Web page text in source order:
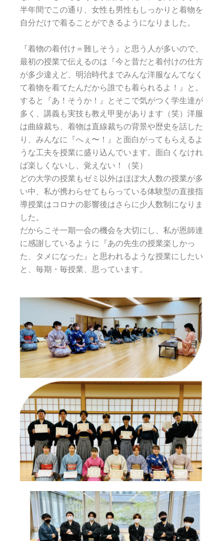
半年間でこの通り、女性も男性もしっかりと着物を
自分だけで着ることができるようになりました。
『着物の着付け＝難しそう』と思う人が多いので、
最初の授業で伝えるのは『今と昔だと着付けの仕方
が多少違えど、明治時代までみんな洋服なんてなく
て着物を着てたんだから誰でも着られるよ！』と。
すると『あ！そうか！』とそこで気がつく学生達が
多く、講義も実技も教え甲斐があります（笑） 洋服
は曲線裁ち、着物は直線裁ちの背景や歴史を話した
り、みんなに『へぇ〜！』と面白がってもらえるよ
うな工夫を授業に盛り込んでいます。面白くなけれ
ば楽しくないし、覚えない！（笑）
どの大学の授業もゼミ以外はほぼ大人数の授業が多
い中、私が携わらせてもらっている体験型の直接指
導授業はコロナの影響後はさらに少人数制になりま
した。
だからこそ一期一会の機会を大切にし、私が恩師達
に感謝しているように『あの先生の授業楽しかっ
た、タメになった』と思われるような授業にしたい
と、毎期・毎授業、思っています。